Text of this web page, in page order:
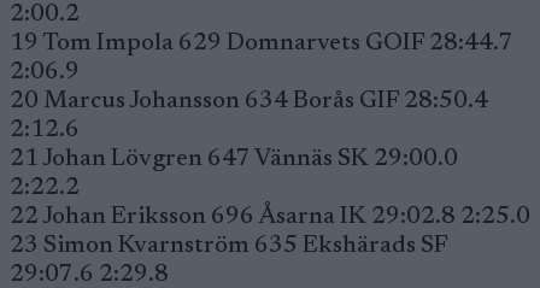
2:00.2
19 Tom Impola 629 Domnarvets GOIF 28:44.7
2:06.9
20 Marcus Johansson 634 Borås GIF 28:50.4
2:12.6
21 Johan Lövgren 647 Vännäs SK 29:00.0
2:22.2
22 Johan Eriksson 696 Åsarna IK 29:02.8 2:25.0
23 Simon Kvarnström 635 Ekshärads SF
29:07.6 2:29.8